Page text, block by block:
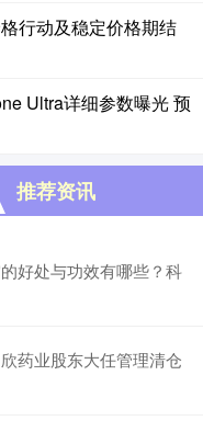
行动及稳定价格期结
Ultra详细参数曝光 预
推荐资讯
好处与功效有哪些？科
药业股东大任管理清仓